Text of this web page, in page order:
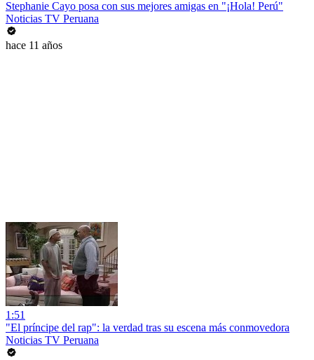
Stephanie Cayo posa con sus mejores amigas en "¡Hola! Perú"
Noticias TV Peruana
hace 11 años
1:51
"El príncipe del rap": la verdad tras su escena más conmovedora
Noticias TV Peruana